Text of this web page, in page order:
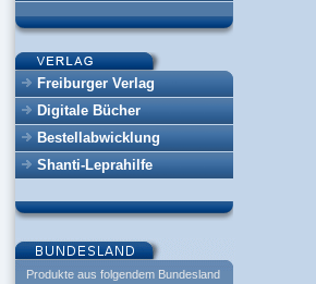
Freiburger Verlag
Digitale Bücher
Bestellabwicklung
Shanti-Leprahilfe
Produkte aus folgendem Bundesland